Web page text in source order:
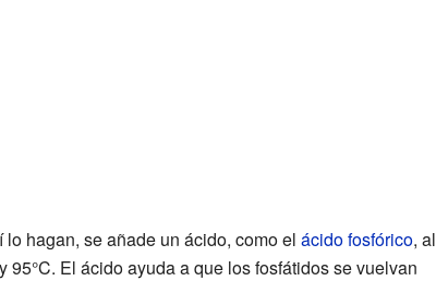
hagan, se añade un ácido, como el ácido fosfórico, al
El ácido ayuda a que los fosfátidos se vuelvan